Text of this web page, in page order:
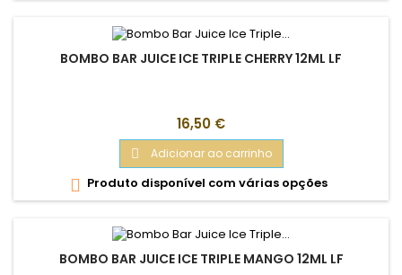
BOMBO BAR JUICE ICE TRIPLE CHERRY 12ML LF
Preço
16,50 €
 Adicionar ao carrinho
 Produto disponível com várias opções
BOMBO BAR JUICE ICE TRIPLE MANGO 12ML LF